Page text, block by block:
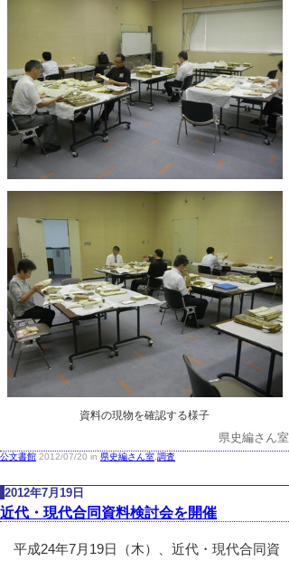
資料の現物を確認する様子
県史編さん室
公文書館 2012/07/20 in 県史編さん室,調査
2012年7月19日
近代・現代合同資料検討会を開催
平成24年7月19日（木）、近代・現代合同資